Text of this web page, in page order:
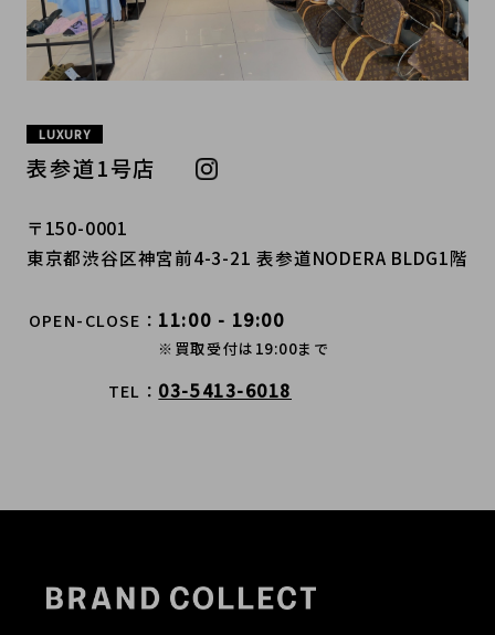
LUXURY
表参道1号店
〒150-0001
東京都渋谷区神宮前4-3-21 表参道NODERA BLDG1階
OPEN-CLOSE 11:00 - 19:00
※買取受付は19:00まで
TEL 03-5413-6018